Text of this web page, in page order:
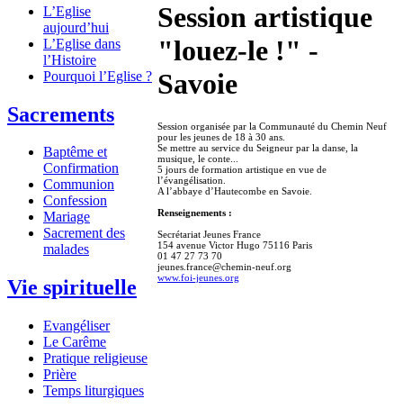
L’Eglise
aujourd’hui
L’Eglise dans
l’Histoire
Pourquoi l’Eglise ?
Sacrements
Baptême et
Confirmation
Communion
Confession
Mariage
Sacrement des
malades
Vie spirituelle
Evangéliser
Le Carême
Pratique religieuse
Prière
Temps liturgiques
Session artistique
"louez-le !" -
Savoie
Session organisée par la Communauté du Chemin Neuf
pour les jeunes de 18 à 30 ans.
Se mettre au service du Seigneur par la danse, la
musique, le conte...
5 jours de formation artistique en vue de
l’évangélisation.
A l’abbaye d’Hautecombe en Savoie.
Renseignements :
Secrétariat Jeunes France
154 avenue Victor Hugo 75116 Paris
01 47 27 73 70
jeunes.france@chemin-neuf.org
www.foi-jeunes.org